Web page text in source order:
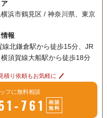
浜市鶴見区 / 神奈川県、東京
報
線北鎌倉駅から徒歩15分、JR
須賀線大船駅から徒歩18分
積り依頼もお気軽に
フに無料相談
761
相談
無料